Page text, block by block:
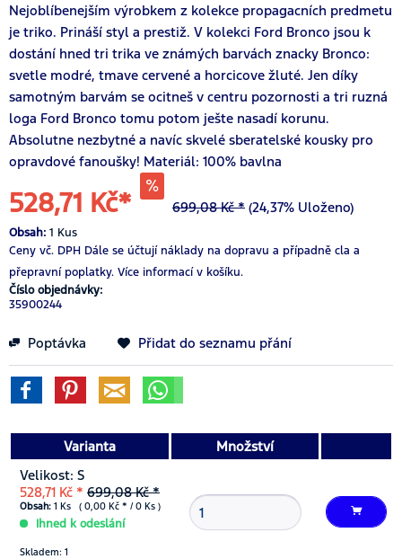
Nejoblíbenejším výrobkem z kolekce propagacních predmetu
je triko. Prináší styl a prestiž. V kolekci Ford Bronco jsou k
dostání hned tri trika ve známých barvách znacky Bronco:
svetle modré, tmave cervené a horcicove žluté. Jen díky
samotným barvám se ocitneš v centru pozornosti a tri ruzná
loga Ford Bronco tomu potom ješte nasadí korunu.
Absolutne nezbytné a navíc skvelé sberatelské kousky pro
opravdové fanoušky! Materiál: 100% bavlna
528,71 Kč* 699,08 Kč * (24,37% Uloženo)
Obsah: 1 Kus
Ceny vč. DPH Dále se účtují náklady na dopravu a případně cla a
přepravní poplatky. Více informací v košíku.
Číslo objednávky:
35900244
Poptávka Přidat do seznamu přání
Varianta
Množství
Velikost: S
528,71 Kč * 699,08 Kč *
Obsah: 1 Ks ( 0,00 Kč * / 0 Ks )
Ihned k odeslání
Skladem: 1